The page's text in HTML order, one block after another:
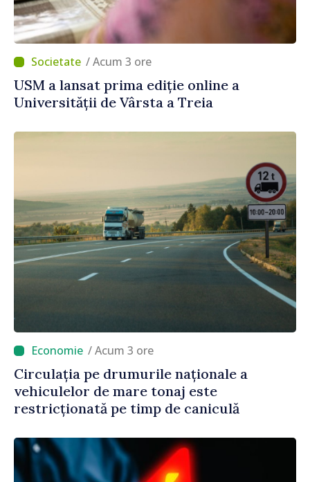
/ Acum 3 ore
USM a lansat prima ediție online a
Universității de Vârsta a Treia
/ Acum 3 ore
Circulația pe drumurile naționale a
vehiculelor de mare tonaj este
restricționată pe timp de caniculă